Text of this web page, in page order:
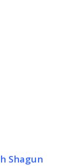
Shagun